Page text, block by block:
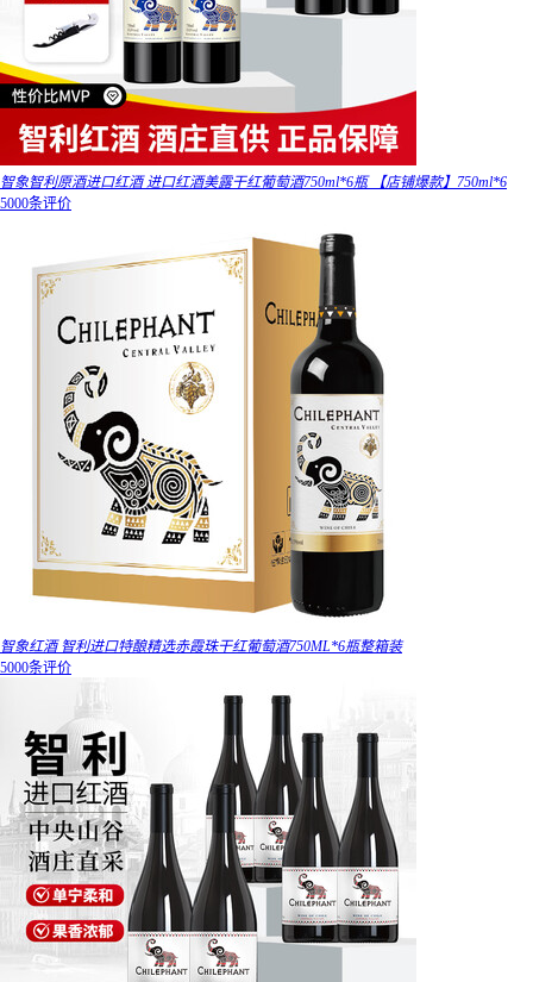
智象智利原酒进口红酒 进口红酒美露干红葡萄酒750ml*6瓶 【店铺爆款】750ml*6
5000条评价
智象红酒 智利进口特酿精选赤霞珠干红葡萄酒750ML*6瓶整箱装
5000条评价